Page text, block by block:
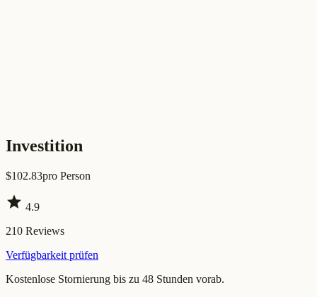
Investition
$102.83pro Person
star 4.9
210 Reviews
Verfügbarkeit prüfen
Kostenlose Stornierung bis zu 48 Stunden vorab.